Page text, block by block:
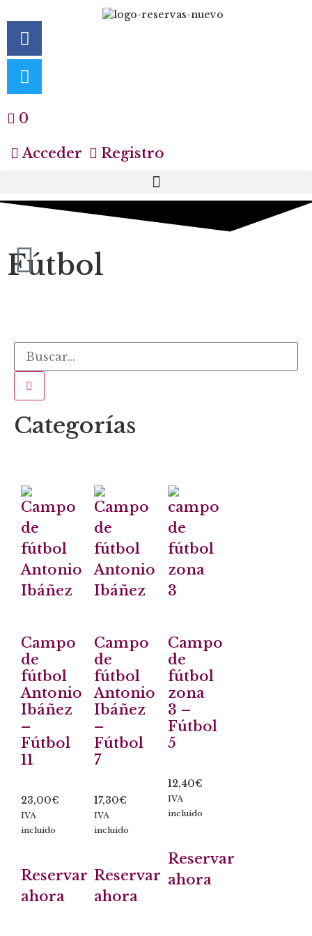
0
Acceder Registro
Fútbol
Categorías
Campo
de
fútbol
Antonio
Ibáñez
–
Fútbol
11
23,00€
IVA
incluido
Reservar
ahora
Campo
de
fútbol
Antonio
Ibáñez
–
Fútbol
7
17,30€
IVA
incluido
Reservar
ahora
Campo
de
fútbol
zona
3 –
Fútbol
5
12,40€
IVA
incluido
Reservar
ahora